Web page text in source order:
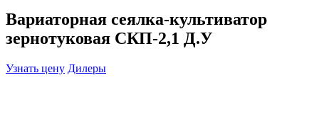
Вариаторная сеялка-культиватор
зернотуковая СКП-2,1 Д.У
Узнать цену Дилеры